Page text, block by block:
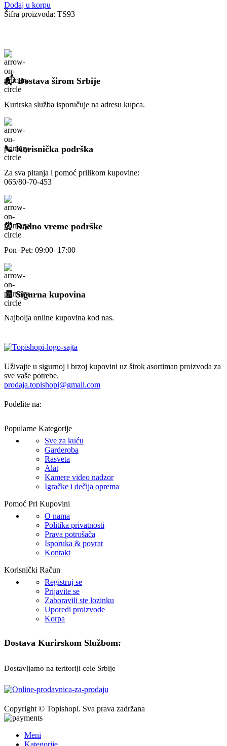
Dodaj u korpu
Šifra proizvoda: TS93
📬 Dostava širom Srbije
Kurirska služba isporučuje na adresu kupca.
📞 Korisnička podrška
Za sva pitanja i pomoć prilikom kupovine:
065/80-70-453
⏰ Radno vreme podrške
Pon–Pet: 09:00–17:00
🧾 Sigurna kupovina
Najbolja online kupovina kod nas.
Uživajte u sigurnoj i brzoj kupovini uz širok asortiman proizvoda za
sve vaše potrebe.
prodaja.topishopi@gmail.com
Podelite na:
Popularne Kategorije
Sve za kuću
Garderoba
Rasveta
Alat
Kamere video nadzor
Igračke i dečija oprema
Pomoć Pri Kupovini
O nama
Politika privatnosti
Prava potrošača
Isporuka & povrat
Kontakt
Korisnički Račun
Registruj se
Prijavite se
Zaboravili ste lozinku
Uporedi proizvode
Korpa
Dostava Kurirskom Službom:
Dostavljamo na teritoriji cele Srbije
Copyright © Topishopi. Sva prava zadržana
Meni